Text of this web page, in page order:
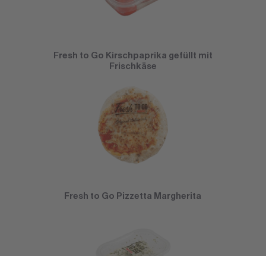
Fresh to Go Kirschpaprika gefüllt mit
Frischkäse
Fresh to Go Pizzetta Margherita